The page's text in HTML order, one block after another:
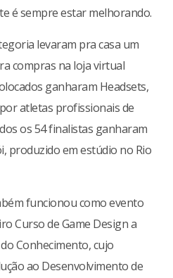
é sempre estar melhorando.
levaram pra casa um
compras na loja virtual
ganharam Headsets,
atletas profissionais de
os 54 finalistas ganharam
produzido em estúdio no Rio
funcionou como evento
Curso de Game Design a
Conhecimento, cujo
ao Desenvolvimento de